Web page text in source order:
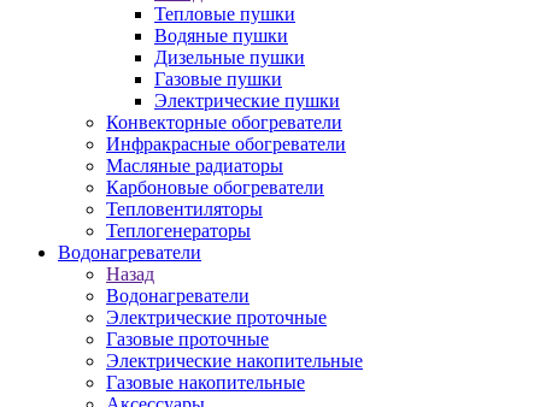
Тепловые пушки
Водяные пушки
Дизельные пушки
Газовые пушки
Электрические пушки
Конвекторные обогреватели
Инфракрасные обогреватели
Масляные радиаторы
Карбоновые обогреватели
Тепловентиляторы
Теплогенераторы
Водонагреватели
Назад
Водонагреватели
Электрические проточные
Газовые проточные
Электрические накопительные
Газовые накопительные